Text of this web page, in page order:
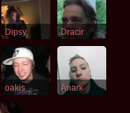
Dipsy Dracir
oakis Anark